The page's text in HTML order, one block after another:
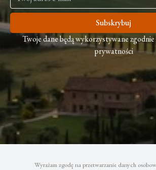
Wyrażam zgodę na przetwarzanie danych
Subskrybuj
Twoje dane będą wykorzystywane
prywatności